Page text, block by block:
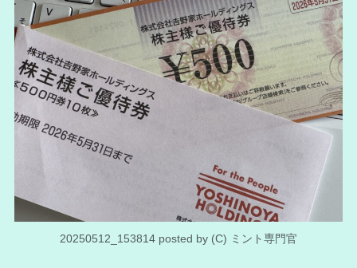
20250512_153814 posted by (C) ミント専門官